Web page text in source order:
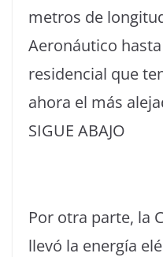
metros de
Aeronáutico
residencial que
ahora el más
SIGUE ABAJO
Por otra parte, la
llevó la energía